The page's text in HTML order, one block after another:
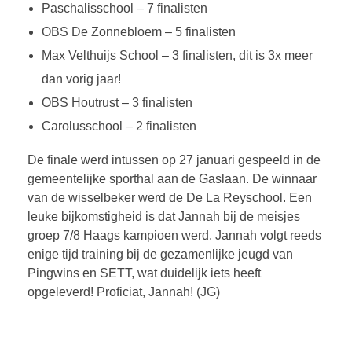
Paschalisschool – 7 finalisten
OBS De Zonnebloem – 5 finalisten
Max Velthuijs School – 3 finalisten, dit is 3x meer
dan vorig jaar!
OBS Houtrust – 3 finalisten
Carolusschool – 2 finalisten
De finale werd intussen op 27 januari gespeeld in de
gemeentelijke sporthal aan de Gaslaan. De winnaar
van de wisselbeker werd de De La Reyschool. Een
leuke bijkomstigheid is dat Jannah bij de meisjes
groep 7/8 Haags kampioen werd. Jannah volgt reeds
enige tijd training bij de gezamenlijke jeugd van
Pingwins en SETT, wat duidelijk iets heeft
opgeleverd! Proficiat, Jannah! (JG)